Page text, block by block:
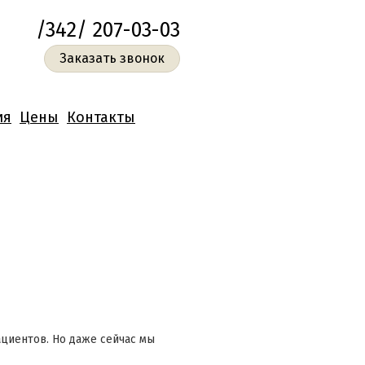
/342/ 207-03-03
Заказать звонок
Цены Контакты
Но даже сейчас мы